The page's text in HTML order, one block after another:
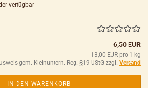
verfügbar
6,50 EUR
13,00 EUR pro 1 kg
gem. Kleinuntern.-Reg. §19 UStG zzgl. Versand
IN DEN WARENKORB